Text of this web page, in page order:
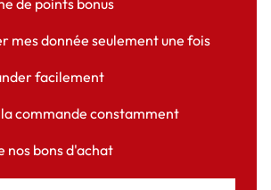
de points bonus
mes donnée seulement une fois
facilement
commande constamment
nos bons d'achat